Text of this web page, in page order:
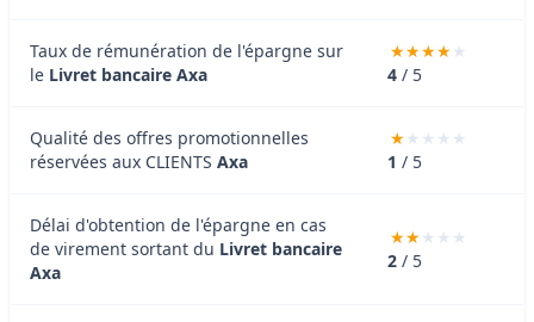
Taux de rémunération de l'épargne sur
le Livret bancaire Axa 4 / 5
Qualité des offres promotionnelles
réservées aux CLIENTS Axa 1 / 5
Délai d'obtention de l'épargne en cas
de virement sortant du Livret bancaire
Axa
2 / 5